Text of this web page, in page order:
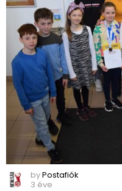
byPostafiók
3 éve